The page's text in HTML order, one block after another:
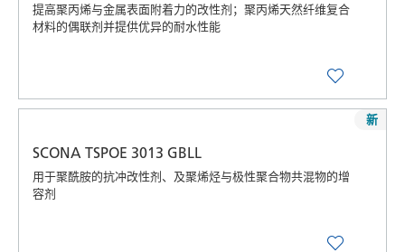
提高聚丙烯与金属表面附着力的改性剂；聚丙烯天然纤维复合
材料的偶联剂并提供优异的耐水性能
SCONA TSPOE 3013 GBLL
用于聚酰胺的抗冲改性剂、及聚烯烃与极性聚合物共混物的增
容剂
新